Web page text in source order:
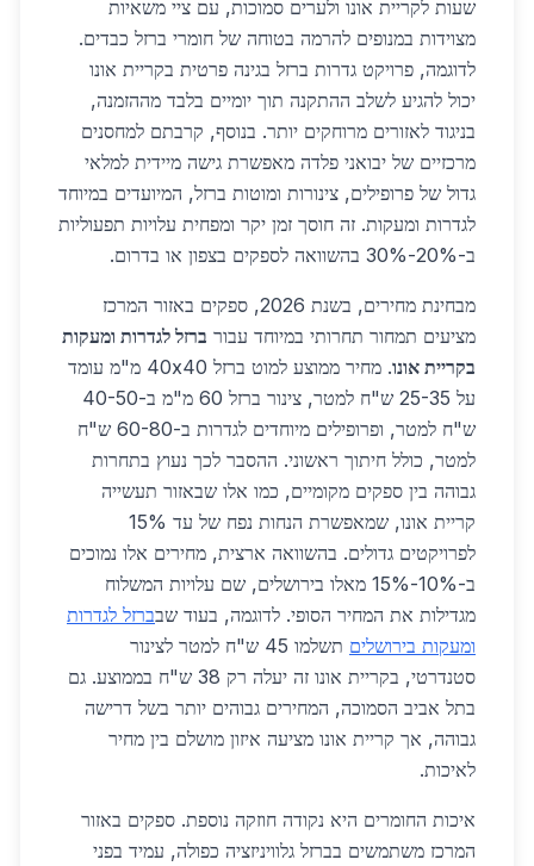
שעות לקריית אונו ולערים סמוכות, עם ציי משאיות
מצוידות במנופים להרמה בטוחה של חומרי ברזל כבדים.
לדוגמה, פרויקט גדרות ברזל בגינה פרטית בקריית אונו
יכול להגיע לשלב ההתקנה תוך יומיים בלבד מההזמנה,
בניגוד לאזורים מרוחקים יותר. בנוסף, קרבתם למחסנים
מרכזיים של יבואני פלדה מאפשרת גישה מיידית למלאי
גדול של פרופילים, צינורות ומוטות ברזל, המיועדים במיוחד
לגדרות ומעקות. זה חוסך זמן יקר ומפחית עלויות תפעוליות
ב-20%-30% בהשוואה לספקים בצפון או בדרום.
מבחינת מחירים, בשנת 2026, ספקים באזור המרכז
מציעים תמחור תחרותי במיוחד עבור ברזל לגדרות ומעקות
בקריית אונו
. מחיר ממוצע למוט ברזל 40x40 מ"מ עומד
על 25-35 ש"ח למטר, צינור ברזל 60 מ"מ ב-40-50
ש"ח למטר, ופרופילים מיוחדים לגדרות ב-60-80 ש"ח
למטר, כולל חיתוך ראשוני. ההסבר לכך נעוץ בתחרות
גבוהה בין ספקים מקומיים, כמו אלו שבאזור תעשייה
קריית אונו, שמאפשרת הנחות נפח של עד 15%
לפרויקטים גדולים. בהשוואה ארצית, מחירים אלו נמוכים
ב-10%-15% מאלו בירושלים, שם עלויות המשלוח
מגדילות את המחיר הסופי. לדוגמה, בעוד שבברזל לגדרות
ומעקות בירושלים
תשלמו 45 ש"ח למטר לצינור
סטנדרטי, בקריית אונו זה יעלה רק 38 ש"ח בממוצע. גם
בתל אביב הסמוכה, המחירים גבוהים יותר בשל דרישה
גבוהה, אך קריית אונו מציעה איזון מושלם בין מחיר
לאיכות.
איכות החומרים היא נקודה חוזקה נוספת. ספקים באזור
המרכז משתמשים בברזל גלוויניזציה כפולה, עמיד בפני